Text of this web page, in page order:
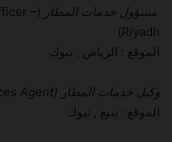
مسؤول خدمات المطار
–
Riyadh)
الموقع : الرياض , تبوك
وكيل خدمات المطار (Airport Services Agent )
الموقع : ين بع , تبوك